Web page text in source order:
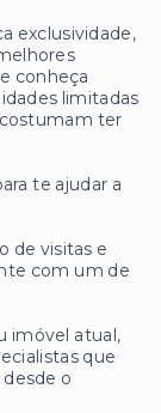
exclusividade,
conheça
limitadas
ter
te ajudar a
de visitas e
com um de
imóvel atual,
que
o